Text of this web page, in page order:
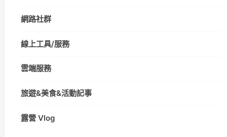
網路社群
線上工具/服務
雲端服務
旅遊&美食&活動記事
露營 Vlog